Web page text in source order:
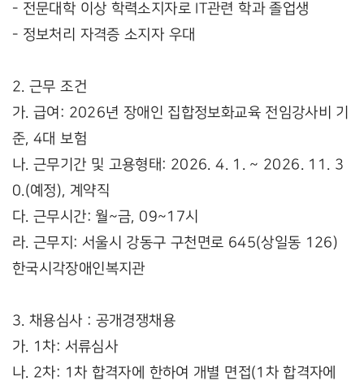
- 전문대학 이상 학력소지자로 IT관련 학과 졸업생
- 정보처리 자격증 소지자 우대
2. 근무 조건
가. 급여: 2026년 장애인 집합정보화교육 전임강사비 기
준, 4대 보험
나. 근무기간 및 고용형태: 2026. 4. 1. ~ 2026. 11. 3
0.(예정), 계약직
다. 근무시간: 월~금, 09~17시
라. 근무지: 서울시 강동구 구천면로 645(상일동 126)
한국시각장애인복지관
3. 채용심사 : 공개경쟁채용
가. 1차: 서류심사
나. 2차: 1차 합격자에 한하여 개별 면접(1차 합격자에